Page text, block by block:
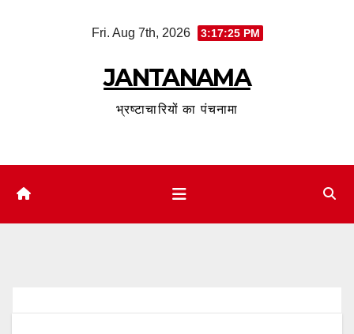
Fri. Aug 7th, 2026 3:17:25 PM
JANTANAMA
भ्रष्टाचारियों का पंचनामा